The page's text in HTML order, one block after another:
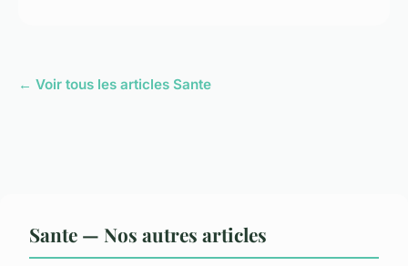
← Voir tous les articles Sante
Sante — Nos autres articles